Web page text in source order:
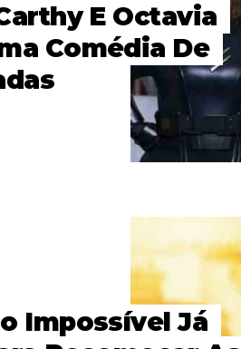
E Octavia
Comédia De
Impossível Já